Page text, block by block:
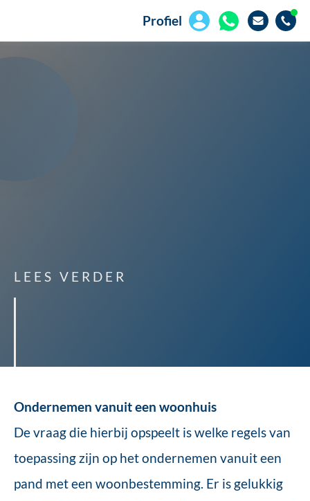
Profiel
LEES VERDER
Ondernemen vanuit een woonhuis
De vraag die hierbij opspeelt is welke regels van
toepassing zijn op het ondernemen vanuit een
pand met een woonbestemming. Er is gelukkig